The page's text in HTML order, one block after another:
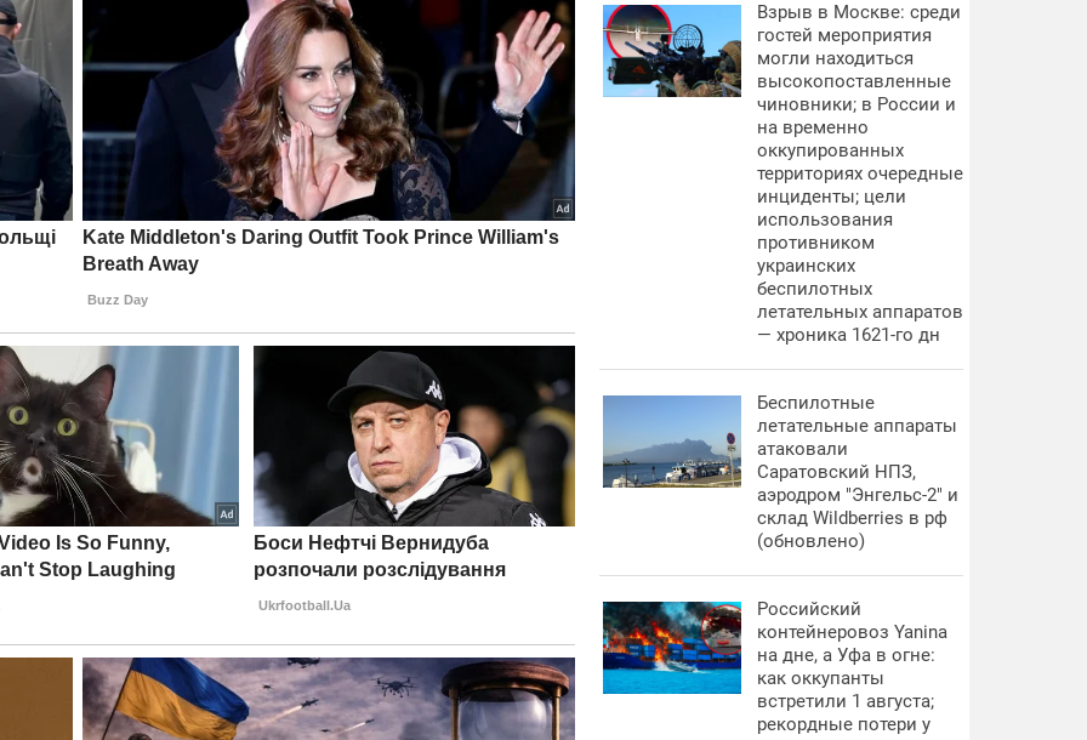
Взрыв в Москве: среди
гостей мероприятия
могли находиться
высокопоставленные
чиновники; в России и
на временно
оккупированных
территориях очередные
инциденты; цели
использования
противником
украинских
беспилотных
летательных аппаратов
— хроника 1621-го дн
Беспилотные
летательные аппараты
атаковали
Саратовский НПЗ,
аэродром "Энгельс-2" и
склад Wildberries в рф
(обновлено)
Российский
контейнеровоз Yanina
на дне, а Уфа в огне:
как оккупанты
встретили 1 августа;
рекордные потери у